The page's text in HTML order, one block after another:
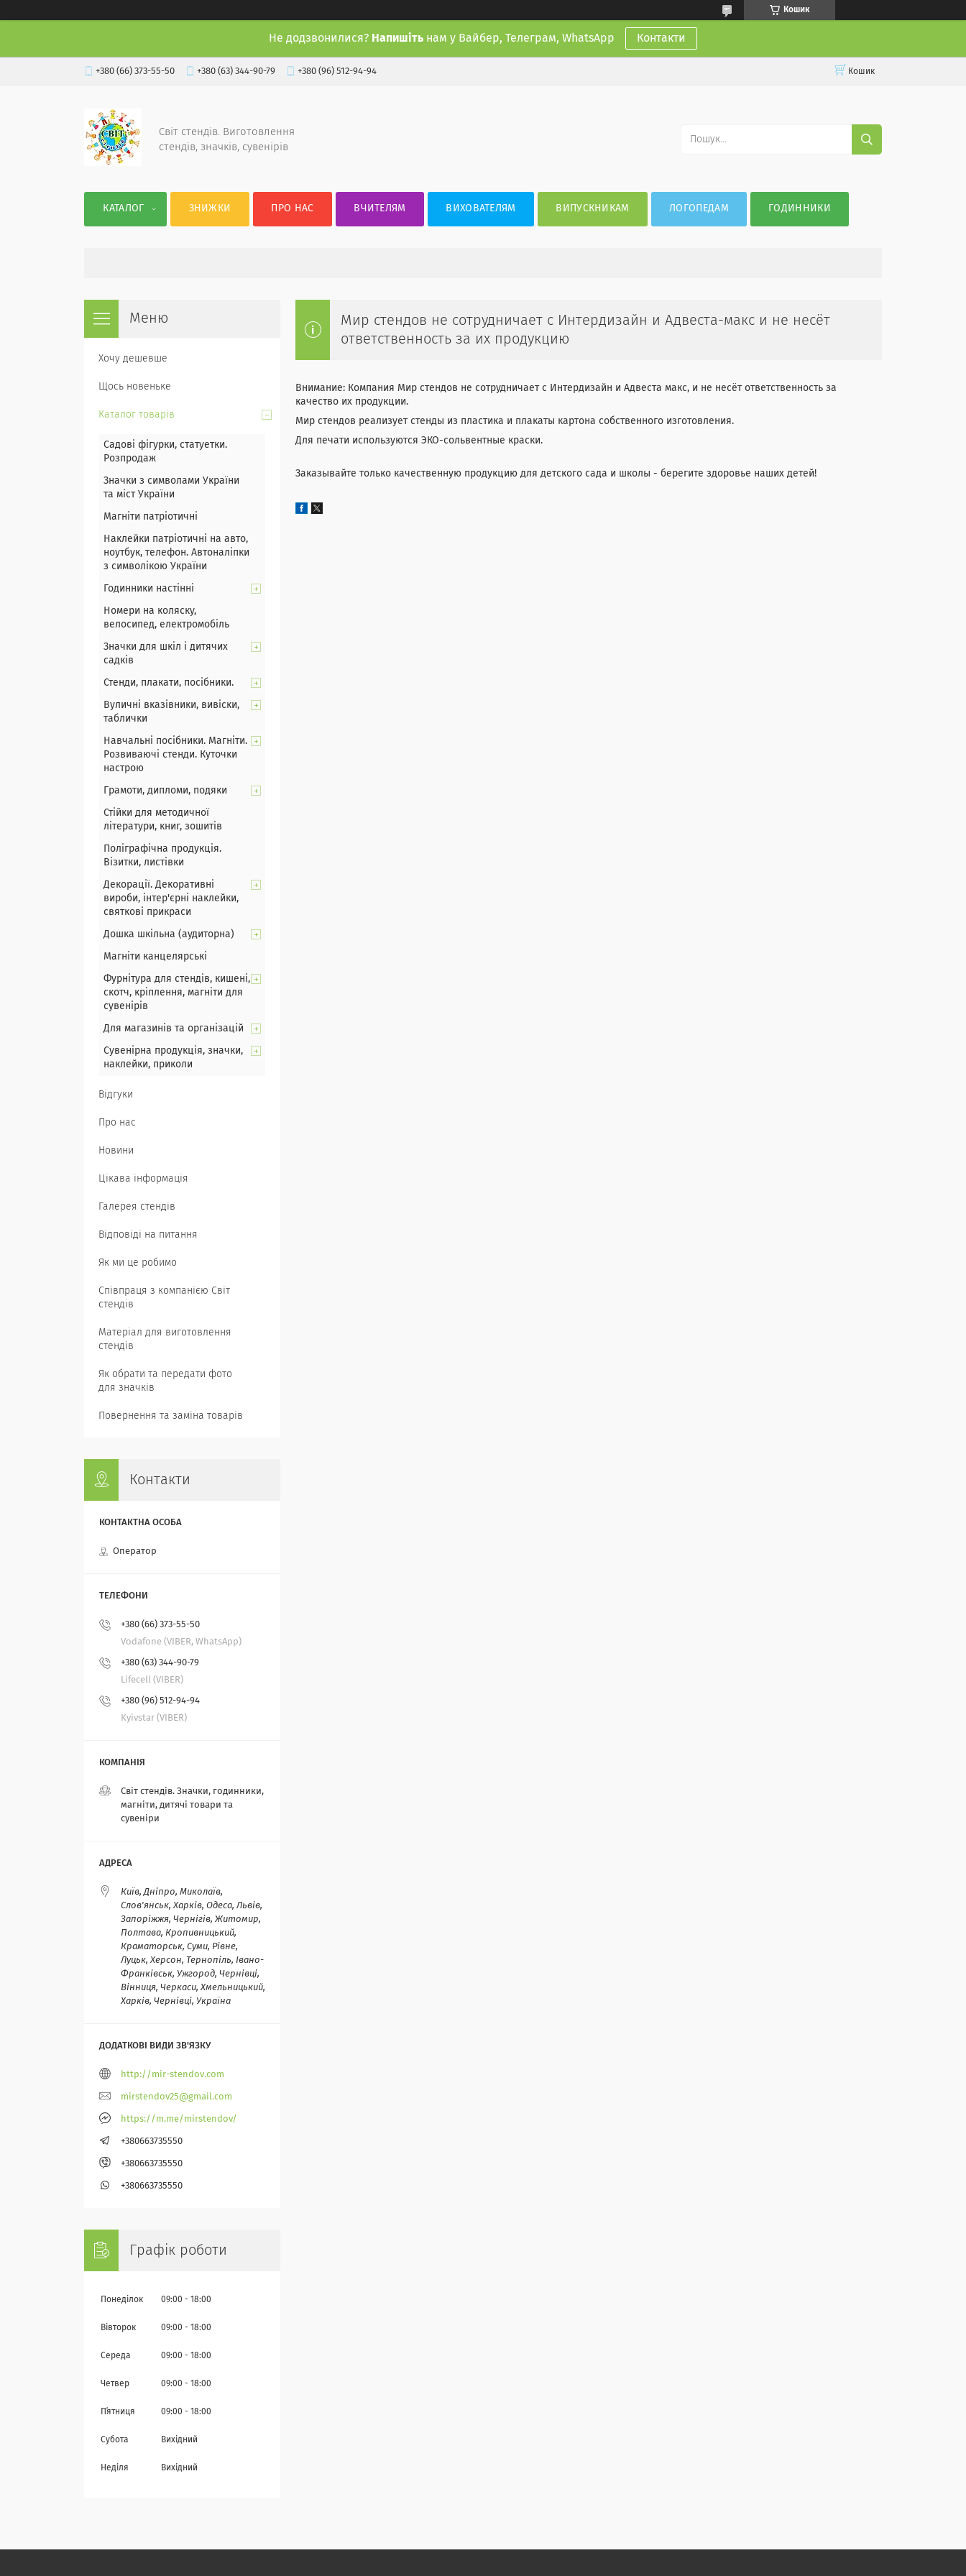
Кошик
Не додзвонилися? Напишіть нам у Вайбер, Телеграм, WhatsApp Контакти
+380 (66) 373-55-50 +380 (63) 344-90-79 +380 (96) 512-94-94 Кошик
Світ стендів. Виготовлення
стендів, значків, сувенірів
КАТАЛОГ ЗНИЖКИ ПРО НАС ВЧИТЕЛЯМ ВИХОВАТЕЛЯМ ВИПУСКНИКАМ ЛОГОПЕДАМ ГОДИННИКИ
Мир стендов не сотрудничает с Интердизайн и Адвеста-макс и не несёт
ответственность за их продукцию
Внимание: Компания Мир стендов не сотрудничает с Интердизайн и Адвеста макс, и не несёт ответственность за
качество их продукции.
Мир стендов реализует стенды из пластика и плакаты картона собственного изготовления.
Для печати используются ЭКО-сольвентные краски.
Заказывайте только качественную продукцию для детского сада и школы - берегите здоровье наших детей!
Хочу дешевше
Щось новеньке
Каталог товарів
Садові фігурки, статуетки.
Розпродаж
Значки з символами України
та міст України
Магніти патріотичні
Наклейки патріотичні на авто,
ноутбук, телефон. Автоналіпки
з символікою України
Годинники настінні
Номери на коляску,
велосипед, електромобіль
Значки для шкіл і дитячих
садків
Стенди, плакати, посібники.
Вуличні вказівники, вивіски,
таблички
Навчальні посібники. Магніти.
Розвиваючі стенди. Куточки
настрою
Грамоти, дипломи, подяки
Стійки для методичної
літератури, книг, зошитів
Поліграфічна продукція.
Візитки, листівки
Декорації. Декоративні
вироби, інтер'єрні наклейки,
святкові прикраси
Дошка шкільна (аудиторна)
Магніти канцелярські
Фурнітура для стендів, кишені,
скотч, кріплення, магніти для
сувенірів
Для магазинів та організацій
Сувенірна продукція, значки,
наклейки, приколи
Відгуки
Про нас
Новини
Цікава інформація
Галерея стендів
Відповіді на питання
Як ми це робимо
Співпраця з компанією Світ
стендів
Матеріал для виготовлення
стендів
Як обрати та передати фото
для значків
Повернення та заміна товарів
Контакти
Оператор
+380 (66) 373-55-50
Vodafone (VIBER, WhatsApp)
+380 (63) 344-90-79
Lifecell (VIBER)
+380 (96) 512-94-94
Kyivstar (VIBER)
Світ стендів. Значки, годинники,
магніти, дитячі товари та
сувеніри
Київ, Дніпро, Миколаїв,
Слов'янськ, Харків, Одеса, Львів,
Запоріжжя, Чернігів, Житомир,
Полтава, Кропивницький,
Краматорськ, Суми, Рівне,
Луцьк, Херсон, Тернопіль, Івано-
Франківськ, Ужгород, Чернівці,
Вінниця, Черкаси, Хмельницький,
Харків, Чернівці, Україна
http://mir-stendov.com
mirstendov25@gmail.com
https://m.me/mirstendov/
+380663735550
+380663735550
+380663735550
Графік роботи
Понеділок 09:00 18:00
Вівторок 09:00 18:00
Середа 09:00 18:00
Четвер 09:00 18:00
Пʼятниця 09:00 18:00
Субота Вихідний
Неділя Вихідний